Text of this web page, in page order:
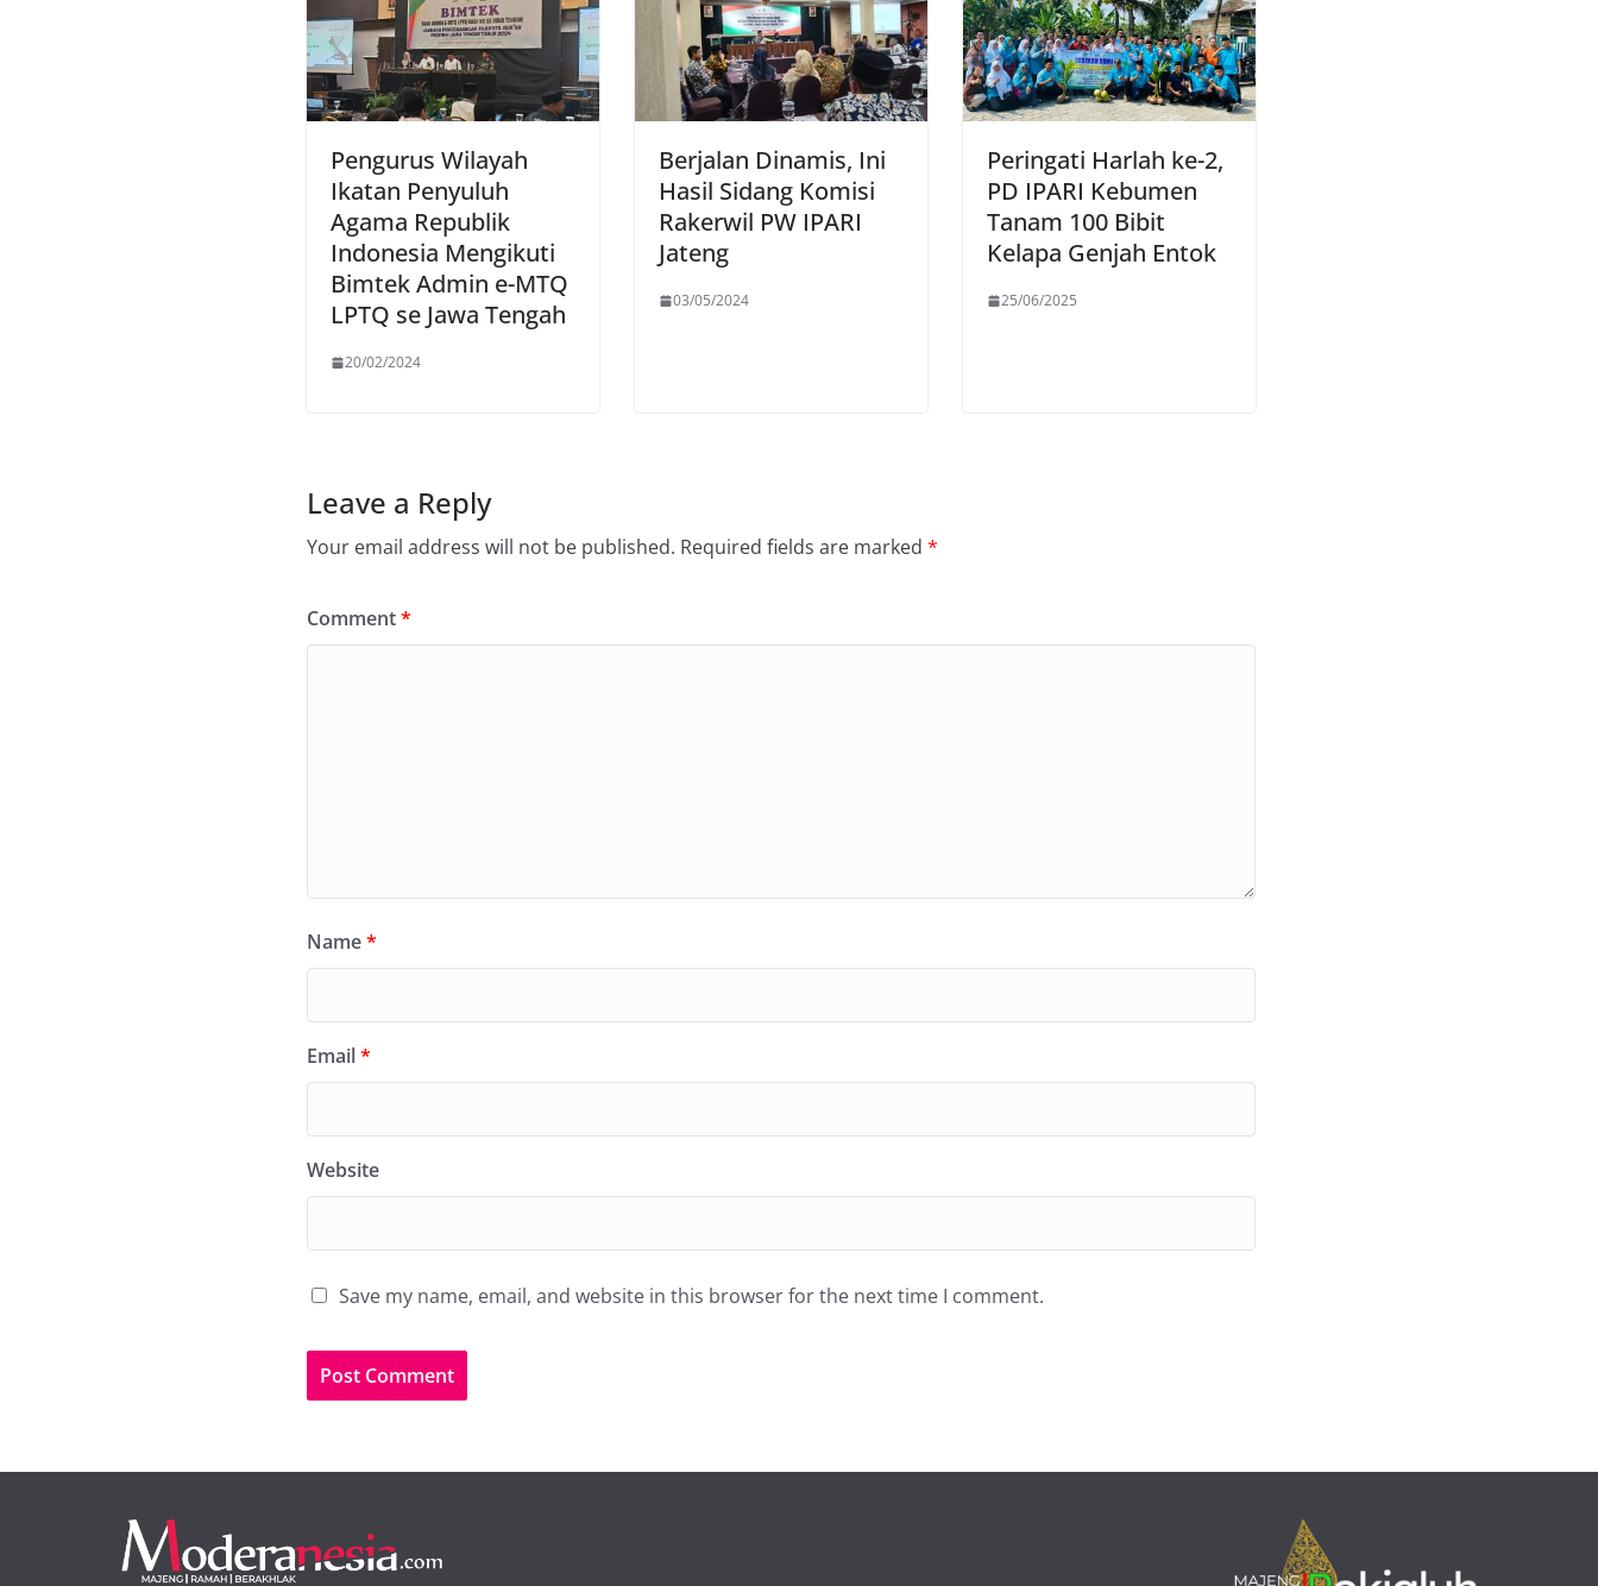
Pengurus Wilayah
Ikatan Penyuluh
Agama Republik
Indonesia Mengikuti
Bimtek Admin e-MTQ
LPTQ se Jawa Tengah
20/02/2024
Berjalan Dinamis, Ini
Hasil Sidang Komisi
Rakerwil PW IPARI
Jateng
03/05/2024
Peringati Harlah ke-2,
PD IPARI Kebumen
Tanam 100 Bibit
Kelapa Genjah Entok
25/06/2025
Leave a Reply
Your email address will not be published. Required fields are marked *
Comment*
Name*
Email*
Website
Save my name, email, and website in this browser for the next time I comment.